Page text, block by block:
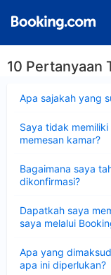
10 Pertanyaan
Apa sajakah yang
Saya tidak
memesan kamar?
Bagaimana saya
dikonfirmasi?
Dapatkah saya
saya melalui
Apa yang
apa ini diperlukan?